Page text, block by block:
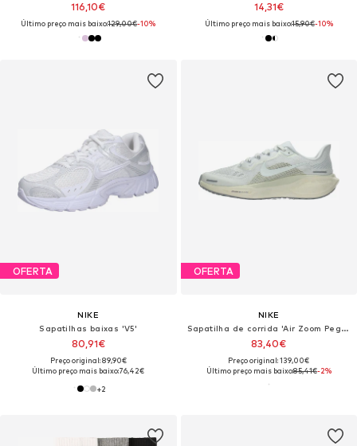
116,10€
Último preço mais baixo:129,00€-10%
14,31€
Último preço mais baixo:15,90€-10%
OFERTA
NIKE
Sapatilhas baixas 'V5'
80,91€
Preço original: 89,90€
Último preço mais baixo:76,42€
+2
OFERTA
NIKE
Sapatilha de corrida 'Air Zoom Pegasus 41'
83,40€
Preço original: 139,00€
Último preço mais baixo:85,41€-2%